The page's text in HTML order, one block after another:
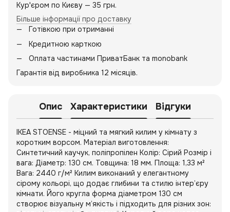
Кур'єром по Києву — 35 грн.
Більше інформації про доставку
Готівкою при отриманні
Кредитною карткою
Оплата частинами ПриватБанк та monobank
Гарантія від виробника 12 місяців.
Опис Характеристики Відгуки
IKEA STOENSE - міцний та мягкий килим у кімнату з
коротким ворсом. Матеріал виготовлення:
Синтетичний каучук, поліпропілен Колір: Сірий Розмір і
вага: Діаметр: 130 см. Товщина: 18 мм. Площа: 1,33 м²
Вага: 2440 г/м² Килим виконаний у елегантному
сірому кольорі, що додає глибини та стилю інтер’єру
кімнати. Його кругла форма діаметром 130 см
створює візуальну м’якість і підходить для різних зон: